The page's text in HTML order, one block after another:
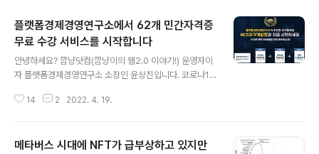
플랫폼경제경영연구소에서 62개 민간자격증
무료 수강 서비스를 시작합니다
안녕하세요? 깜냥닷컴(깜냥이의 웹2.0 이야기!) 운영자이
자 플랫폼경제경영연구소 소장인 윤상진입니다. 코로나19
팬데믹을 넘어 엔데믹 시대가 된다고 해도 이러한 변화가
비롯한 상당히 많은 교육들이 비대면 언택트로 진행되고
14 2 2022. 4. 19.
메타버스 시대에 NFT가 급부상하고 있지만